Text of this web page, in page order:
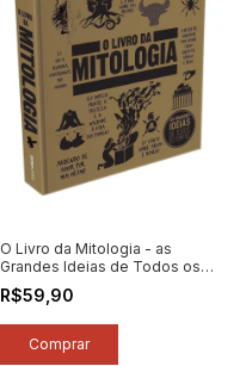
O Livro da Mitologia - as
Grandes Ideias de Todos os
Tempos - Autor: Vários
Autores (2019) [seminovo]
R$59,90